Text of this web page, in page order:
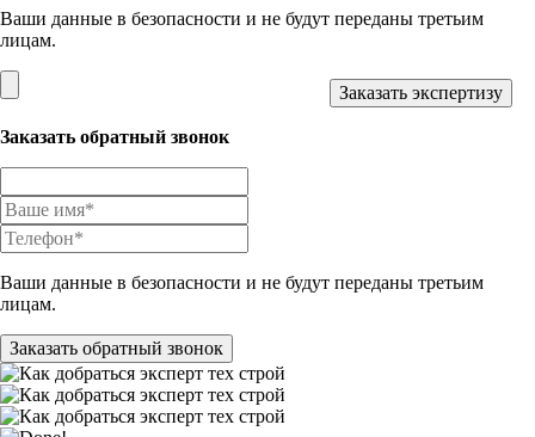
Ваши данные в безопасности и не будут переданы третьим
лицам.
Заказать обратный звонок
Ваши данные в безопасности и не будут переданы третьим
лицам.
Заказать обратный звонок